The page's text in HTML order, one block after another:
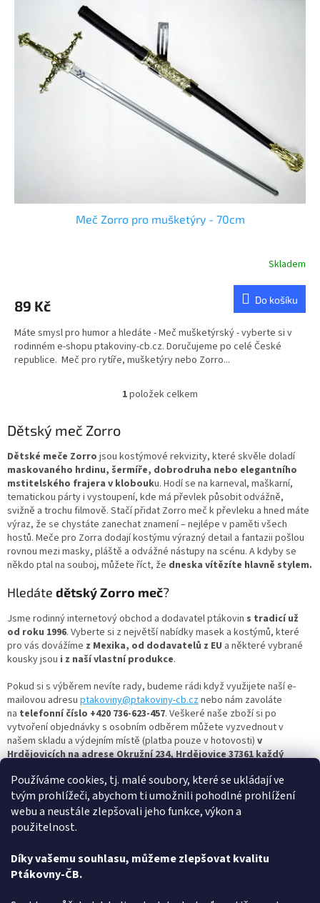
Používáme cookies, tj. malé soubory, které se ukládají ve
tvým prohlížeči, abychom ti umožnili pohodlné prohlížení
webu a neustále zlepšovali jeho funkce, výkon a
použitelnost.
Díky vašemu souhlasu, můžeme zlepšovat kvalitu
Ptákovny-ČB.
Meč Zorro pro mušketýry - 70cm
je
z
5
hvězdiček.
Skladem
89 Kč Do košíku
Máte smysl pro humor a hledáte - Meč mušketýrský - vyberte si v
rodinném e-shopu ptakoviny-cb.cz. Doručujeme po celé České
republice. Meč pro rytíře, mušketýry nebo Zorro...
O
d
a
c
í
p
r
v
k
y
ý
i
s
u
1položek celkem
Dětský meč Zorro
Dětské meče Zorro jsou kostýmové rekvizity, které skvěle doladí
maskovaného hrdinu, šermíře, dobrodruha nebo elegantního
mstitelského frajera v klobouku. Hodí se na karneval, maškarní,
tematickou párty i vystoupení, kde má převlek působit odvážně,
svižně a trochu filmově. Stačí přidat Zorro meč k převleku a hned máte
výraz, že se chystáte zanechat znamení – nejlépe v paměti všech
hostů. Meče pro Zorra dodají kostýmu výrazný detail a fantazii pošlou
rovnou mezi masky, pláště a odvážné nástupy na scénu. A kdyby se
někdo ptal na souboj, můžete říct, že dneska vítězíte hlavně stylem.
Hledáte dětský Zorro meč?
Jsme rodinný internetový obchod a dodavatel ptákovin s tradicí už
od roku 1996. Vyberte si z největší nabídky masek a kostýmů, které
pro vás dovážíme z Mexika, od dodavatelů z EU a některé vybrané
kousky jsou i z naší vlastní produkce.
Pokud si s výběrem nevíte rady, budeme rádi když využijete naší e-
mailovou adresu ptakoviny@ptakoviny-cb.cznebo nám zavoláte
na telefonní číslo +420 736-623-457. Veškeré naše zboží si po
vytvoření objednávky s osobním odběrem můžete vyzvednout v
našem skladu a výdejním místě (platba pouze v hotovosti) v
Hrdějovicích na adrese Okružní 234, Hrdějovice 37361 každý
Nejbohatší člověk je ten, kdo se umí celý život smát a radovat,
tak si vyberte masku dle vašich představ a bavte se s námi.
Ptakoviny-cb.cz
– a vše skladem! Pro více inspirace se nezapomeňte mrknout i na
kanadské žertíky,konfety,žertovné oblečení,vše na halloween
helium a balónky, ale také